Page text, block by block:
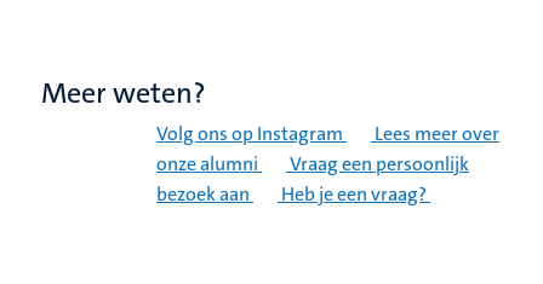
Meer weten?
Volg ons op Instagram
Lees meer over
onze alumni
Vraag een persoonlijk
bezoek aan
Heb je een vraag?